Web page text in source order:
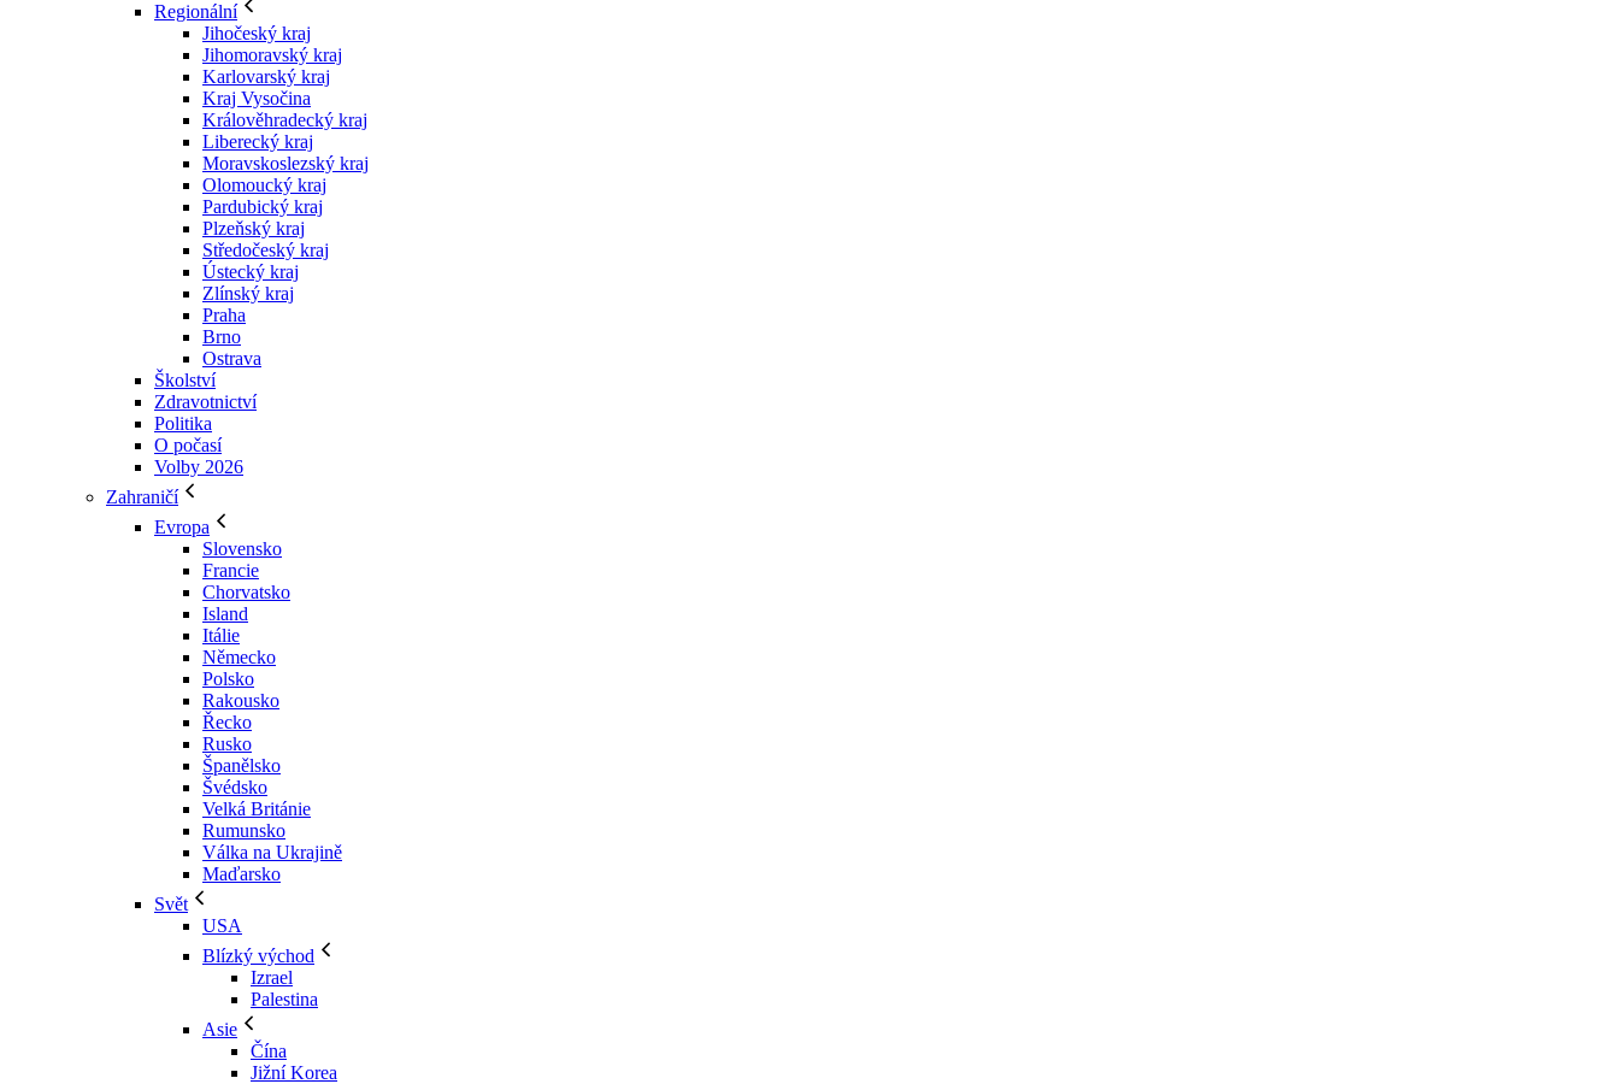
Regionální
Jihočeský kraj
Jihomoravský kraj
Karlovarský kraj
Kraj Vysočina
Králověhradecký kraj
Liberecký kraj
Moravskoslezský kraj
Olomoucký kraj
Pardubický kraj
Plzeňský kraj
Středočeský kraj
Ústecký kraj
Zlínský kraj
Praha
Brno
Ostrava
Školství
Zdravotnictví
Politika
O počasí
Volby 2026
Zahraničí
Evropa
Slovensko
Francie
Chorvatsko
Island
Itálie
Německo
Polsko
Rakousko
Řecko
Rusko
Španělsko
Švédsko
Velká Británie
Rumunsko
Válka na Ukrajině
Maďarsko
Svět
USA
Blízký východ
Izrael
Palestina
Asie
Čína
Jižní Korea